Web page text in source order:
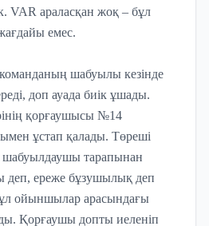
VAR араласқан жоқ – бұл
емес.
шабуылы кезінде
доп ауада биік ұшады.
қорғаушысы №14
ұстап қалады. Төреші
шабуылдаушы тарапынан
деп, ереже бұзушылық деп
ойыншылар арасындағы
Қорғаушы допты иеленіп